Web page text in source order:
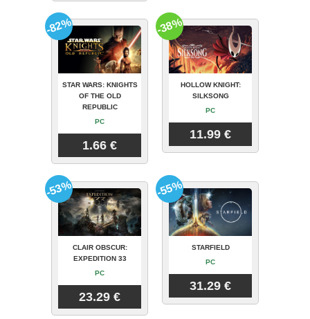
STAR WARS: KNIGHTS
OF THE OLD
REPUBLIC
PC
1.66 €
-82%
HOLLOW KNIGHT:
SILKSONG
PC
11.99 €
-38%
CLAIR OBSCUR:
EXPEDITION 33
PC
23.29 €
-53%
STARFIELD
PC
31.29 €
-55%